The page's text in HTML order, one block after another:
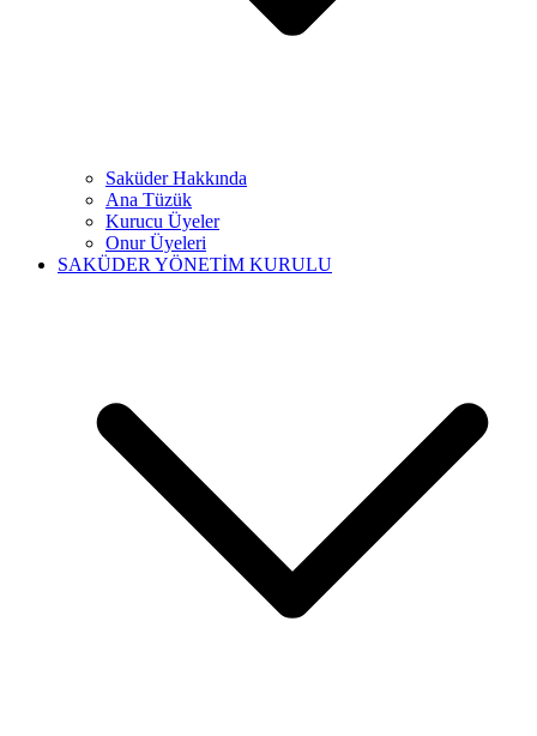
Saküder Hakkında
Ana Tüzük
Kurucu Üyeler
Onur Üyeleri
SAKÜDER YÖNETİM KURULU